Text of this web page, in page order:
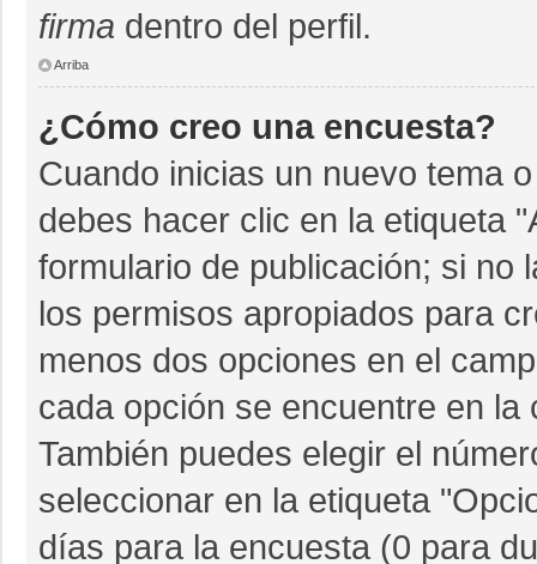
firma dentro del perfil.
Arriba
¿Cómo creo una encuesta?
Cuando inicias un nuevo tema
debes hacer clic en la etiqueta
formulario de publicación; si no
los permisos apropiados para
menos dos opciones en el
cada opción se encuentre en
También puedes elegir el
seleccionar en la etiqueta
días para la encuesta (0 para